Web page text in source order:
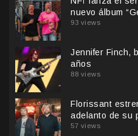
nuevo álbum
93 views
Jennifer Finch,
años
88 views
Florissant
adelanto de su
57 views